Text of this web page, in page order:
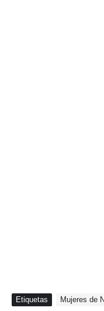
Etiquetas Mujeres de